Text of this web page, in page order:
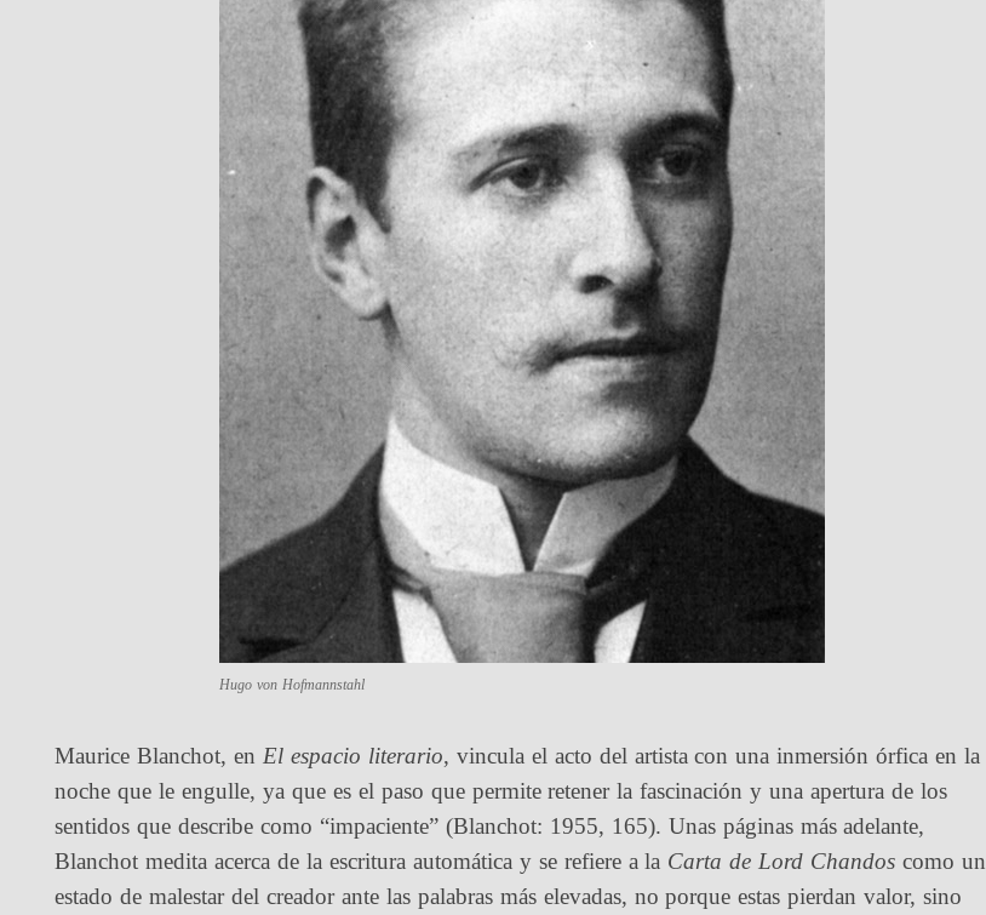
Hugo von Hofmannstahl
Maurice Blanchot, en El espacio literario, vincula el acto del artista con una inmersión órfica en la
noche que le engulle, ya que es el paso que permite retener la fascinación y una apertura de los
sentidos que describe como “impaciente” (Blanchot: 1955, 165). Unas páginas más adelante,
Blanchot medita acerca de la escritura automática y se refiere a la Carta de Lord Chandos como un
estado de malestar del creador ante las palabras más elevadas, no porque estas pierdan valor, sino